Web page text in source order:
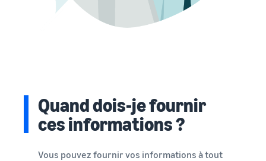
Quand dois-je fournir
ces informations ?
Vous pouvez fournir vos informations à tout